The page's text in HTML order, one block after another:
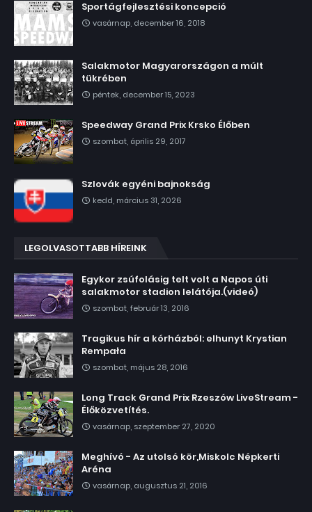
Sportágfejlesztési koncepció
vasárnap, december 16, 2018
Salakmotor Magyarországon a múlt
tükrében
péntek, december 15, 2023
Speedway Grand Prix Krsko Élőben
szombat, április 29, 2017
Szlovák egyéni bajnokság
kedd, március 31, 2026
LEGOLVASOTTABB HÍREINK
Egykor zsúfolásig telt volt a Napos úti
salakmotor stadion lelátója.(videó)
szombat, február 13, 2016
Tragikus hír a kórházból: elhunyt Krystian
Rempała
szombat, május 28, 2016
Long Track Grand Prix Rzeszów LiveStream -
Élőközvetítés.
vasárnap, szeptember 27, 2020
Meghívó - Az utolsó kör,Miskolc Népkerti
Aréna
vasárnap, augusztus 21, 2016